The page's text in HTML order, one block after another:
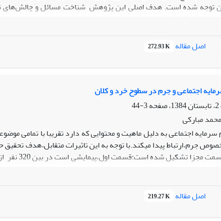
توجه شده است. هدف اصلی این پژوهش شناخت مسائل و چالش‌های
جدیدتری از آن آشکار شود. با مرور نظامند و مطالعة و بررسی
مسائل بنیادی مطرح شده در حوزه مهارت‌آموزی عبارتند از:
مهارت به‌مثابه بازتولید نابربرای­های موجود.
اصل مقاله 272.93 K
اجتماعی و جرم در سطوح خرد و کلان
3-44
مبارکی
سرمایه اجتماعی به دلیل ماهیت و محتوایی که دارد تقریبا با تمامی
جرم،ارتباط پیدا میکند.با توجه به این تاثیرات متقابل،هدف
لوجستیک و مدل سازی معادلات ساختاری استفاده
و جرم رابطه منفی و معنا داذی وجود دارد.
اصل مقاله 219.27 K